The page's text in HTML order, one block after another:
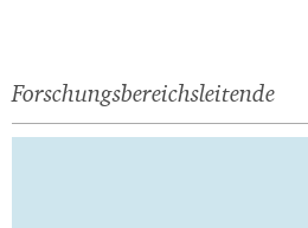
Forschungsbereichsleitende